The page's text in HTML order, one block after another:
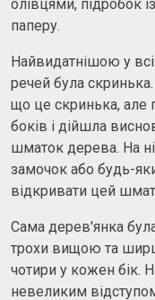
олівцями, підробок
паперу.
Найвидатнішою у
речей була
що це скринька, але
боків і дійшла
шматок дерева. На
замочок або будь-
відкривати цей
Сама дерев'янка
трохи вищою та
чотири у кожен бік.
невеликим